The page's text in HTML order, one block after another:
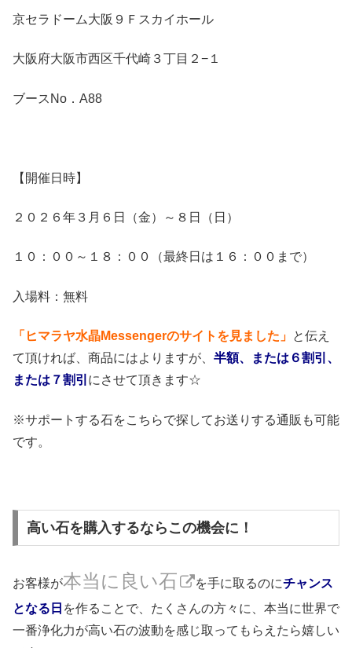
京セラドーム大阪９Ｆスカイホール
大阪府大阪市西区千代崎３丁目２−１
ブースNo．A88
【開催日時】
２０２６年３月６日（金）～８日（日）
１０：００～１８：００（最終日は１６：００まで）
入場料：無料
「ヒマラヤ水晶Messengerのサイトを見ました」 と伝え
て頂ければ、商品にはよりますが、 半額、または６割引、
または７割引 にさせて頂きます☆
※サポートする石をこちらで探してお送りする通販も可能
です。
高い石を購入するならこの機会に！
お客様が本当に良い石 を手に取るのにチャンス
となる日 を作ることで、たくさんの方々に、本当に世界で
一番浄化力が高い石の波動を感じ取ってもらえたら嬉しい